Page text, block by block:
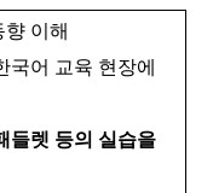
이해
국어 교육 현장에
들렛 등의 실습을